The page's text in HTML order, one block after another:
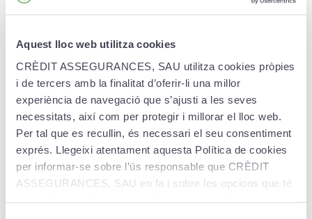
Aquest lloc web utilitza cookies
CRÈDIT ASSEGURANCES, SAU utilitza cookies pròpies
i de tercers amb la finalitat d’oferir-li una millor
experiència de navegació que s’ajusti a les seves
necessitats, així com per protegir i millorar el lloc web.
Per tal que es recullin, és necessari el seu consentiment
exprés. Llegeixi atentament aquesta Política de cookies
per informar-se sobre l’ús responsable que CRÈDIT
ASSEGURANCES, SAU en fa i sobre les opcions que té
PIAM:100% de la despesa real¹​
Crèdit Hospitalització:100% de la despesa CASS²
______________
Centres no concertats amb la CASS
PIAM:100% de la despesa real¹​
Crèditsalut:58% de la tarifa CASS²
Crèdit Hospitalització:58% de la despesa CASS²
______________
Homeopatia
PIAM:100% de la despesa real
Crèditsalut: 100% de la tarifa CASS